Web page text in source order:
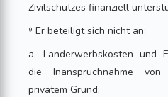
Zivilschutzes finanziell
⁹ Er beteiligt sich nicht an:
a. Landerwerbskosten und
die Inanspruchnahme
privatem Grund;